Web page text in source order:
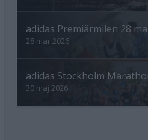
adidas Premiärmilen 28
28 mar 2026
adidas Stockholm
30 maj 2026